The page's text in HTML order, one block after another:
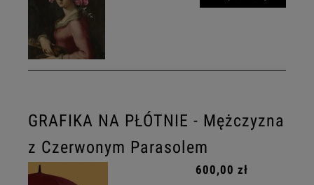
GRAFIKA NA PŁÓTNIE - Mężczyzna
z Czerwonym Parasolem
600,00 zł